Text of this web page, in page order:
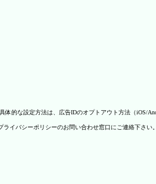
的な設定方法は、広告IDのオプトアウト方法（iOS/
イバシーポリシーのお問い合わせ窓口にご連絡下さい。